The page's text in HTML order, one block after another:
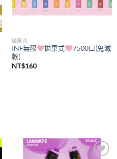
拋棄式
INF無限 拋棄式
7500口(鬼滅
款)
NT$160